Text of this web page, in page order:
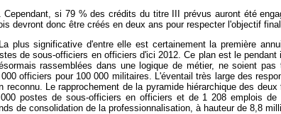
si 79 % des crédits du titre III prévus auront été
devront donc être créés en deux ans pour respecter l'objectif final.
plus significative d'entre elle est certainement la première
de sous-officiers en officiers d'ici 2012. Ce plan est le
rassemblées dans une logique de métier, ne soient
officiers pour 100 000 militaires. L'éventail très large des
Le rapprochement de la pyramide hiérarchique des
postes de sous-officiers en officiers et de 1 208 emplois
de consolidation de la professionnalisation, à hauteur de 8,8